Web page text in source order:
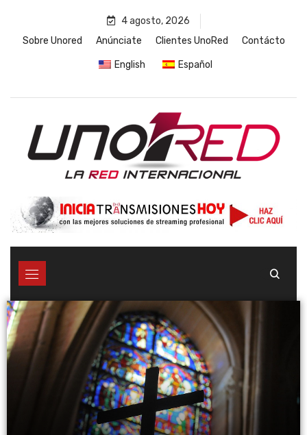
4 agosto, 2026
Sobre Unored
Anúnciate Clientes UnoRed Contácto
English Español